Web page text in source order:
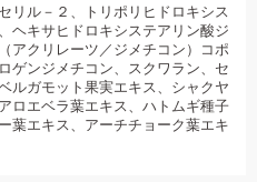
リル－２、トリポリヒドロキシス
ヘキサヒドロキシステアリン酸ジ
アクリレーツ／ジメチコン）コポ
ゲンジメチコン、スクワラン、セ
ルガモット果実エキス、シャクヤ
ロエベラ葉エキス、ハトムギ種子
葉エキス、アーチチョーク葉エキ